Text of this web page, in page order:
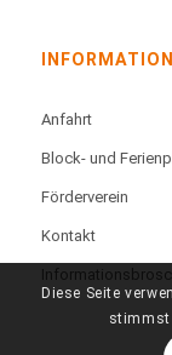
Anfahrt
Block- und
Förderverein
Kontakt
Diese Seite
stimmst